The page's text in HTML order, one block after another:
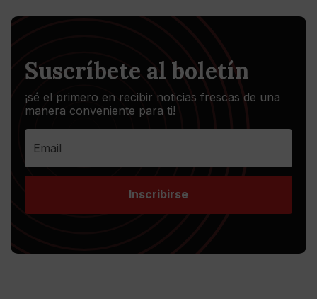
Suscríbete al boletín
¡sé el primero en recibir noticias frescas de una
manera conveniente para ti!
Inscribirse